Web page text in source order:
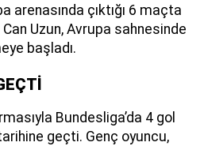
arenasında çıktığı 6 maçta
Uzun, Avrupa sahnesinde
başladı.
Bundesliga’da 4 gol
geçti. Genç oyuncu,